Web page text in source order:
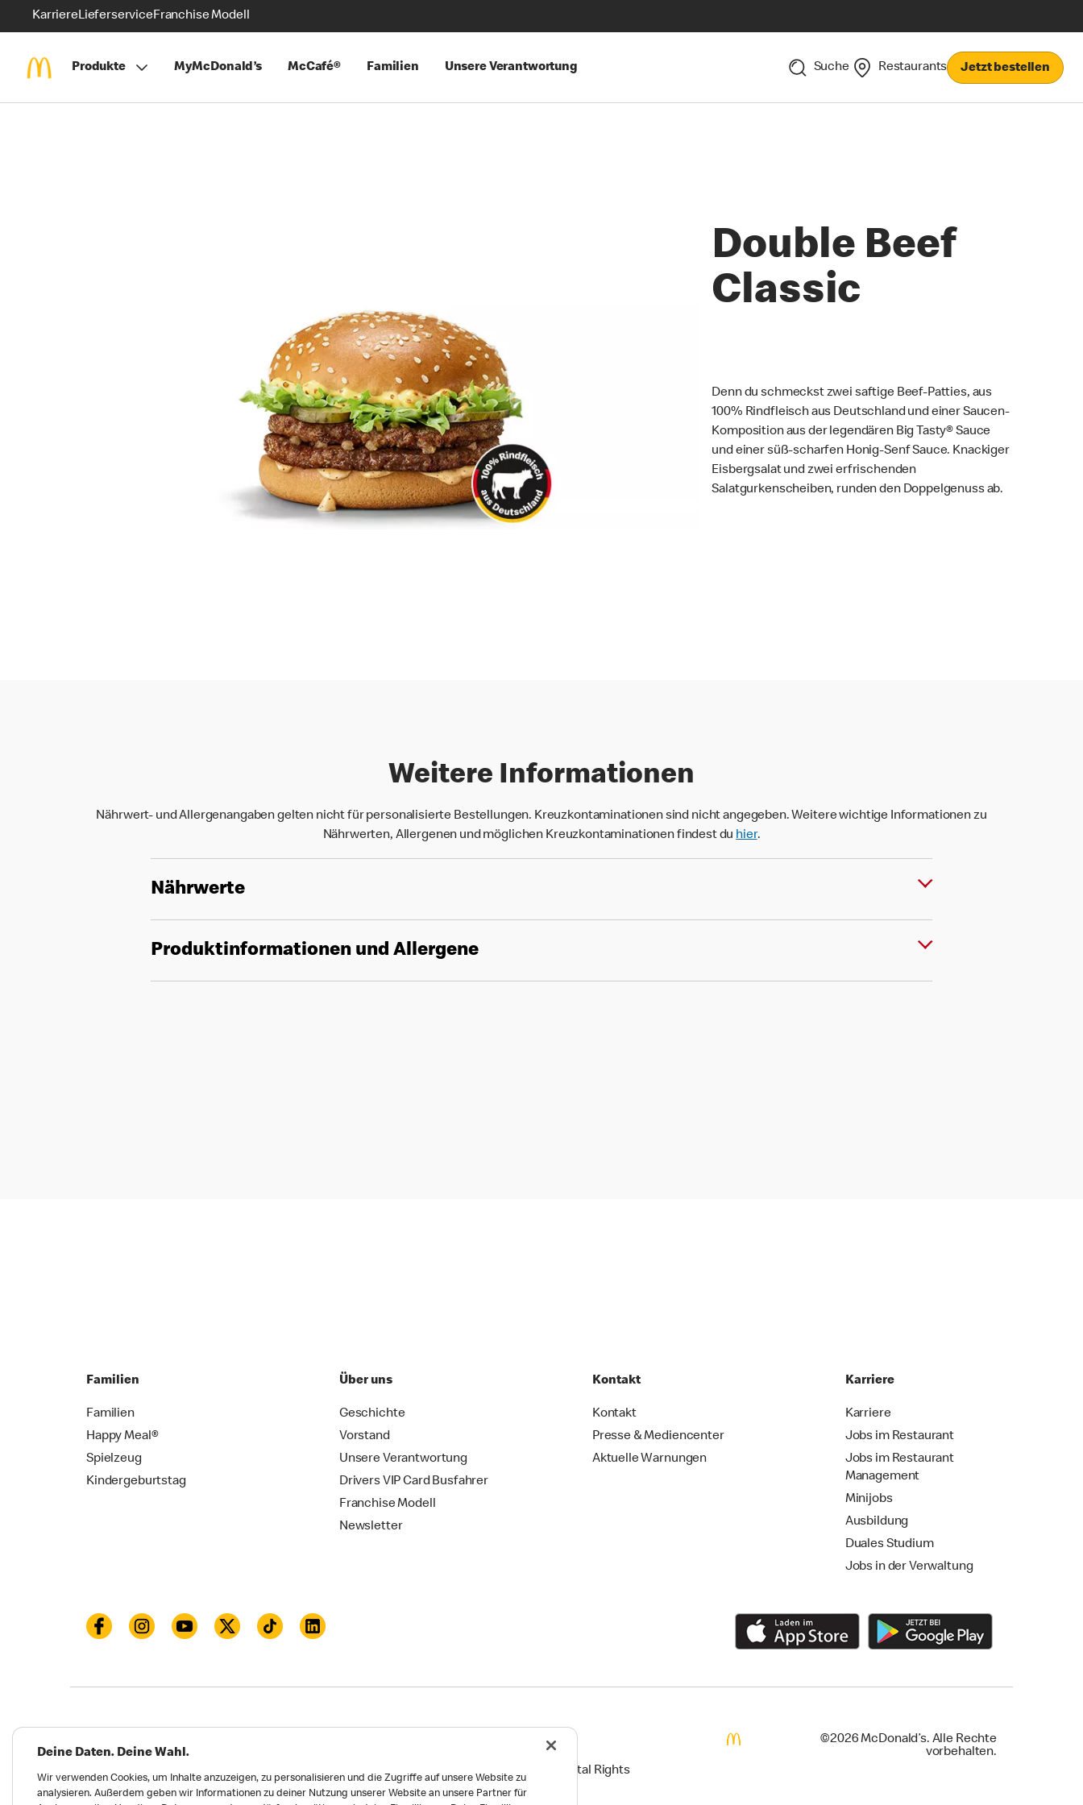
KarriereLieferserviceFranchise Modell
Produkte MyMcDonald’s McCafé® Familien Unsere Verantwortung Suche Restaurants Jetzt bestellen
Double Beef
Classic
Denn du schmeckst zwei saftige Beef-Patties, aus
100% Rindfleisch aus Deutschland und einer Saucen-
Komposition aus der legendären Big Tasty® Sauce
und einer süß-scharfen Honig-Senf Sauce. Knackiger
Eisbergsalat und zwei erfrischenden
Salatgurkenscheiben, runden den Doppelgenuss ab.
Weitere Informationen
Nährwert- und Allergenangaben gelten nicht für personalisierte Bestellungen. Kreuzkontaminationen sind nicht angegeben. Weitere wichtige Informationen zu
Nährwerten, Allergenen und möglichen Kreuzkontaminationen findest du hier.
Nährwerte
Produktinformationen und Allergene
Familien
Familien
Happy Meal®
Spielzeug
Kindergeburtstag
Über uns
Geschichte
Vorstand
Unsere Verantwortung
Drivers VIP Card Busfahrer
Franchise Modell
Newsletter
Kontakt
Kontakt
Presse & Mediencenter
Aktuelle Warnungen
Karriere
Karriere
Jobs im Restaurant
Jobs im Restaurant
Management
Minijobs
Ausbildung
Duales Studium
Jobs in der Verwaltung
Meldungen zu Menschen- und Umweltrechten Reports on Human and Environmental Rights
©2026 McDonald’s. Alle Rechte
vorbehalten.
Deine Daten. Deine Wahl.
Wir verwenden Cookies, um Inhalte anzuzeigen, zu personalisieren und die Zugriffe auf unsere Website zu
analysieren. Außerdem geben wir Informationen zu deiner Nutzung unserer Website an unsere Partner für